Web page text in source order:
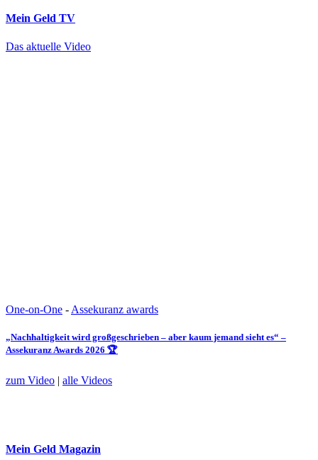
Mein Geld TV
Das aktuelle Video
One-on-One - Assekuranz awards
„Nachhaltigkeit wird großgeschrieben – aber kaum jemand sieht es“ –
Assekuranz Awards 2026 🏆
zum Video | alle Videos
Mein Geld Magazin